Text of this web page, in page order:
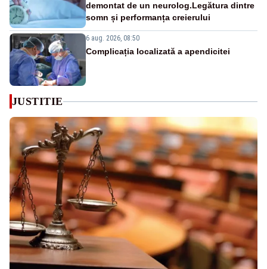
demontat de un neurolog.Legătura dintre
somn și performanța creierului
6 aug. 2026, 08:50
Complicația localizată a apendicitei
JUSTITIE